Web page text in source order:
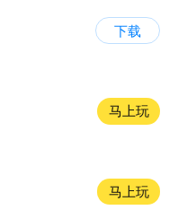
下载
马上玩
马上玩